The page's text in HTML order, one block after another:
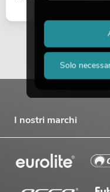
I nostri marchi
Solo